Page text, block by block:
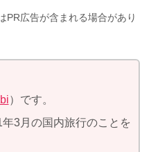
広告が含まれる場合があり
）です。
3月の国内旅行のことを